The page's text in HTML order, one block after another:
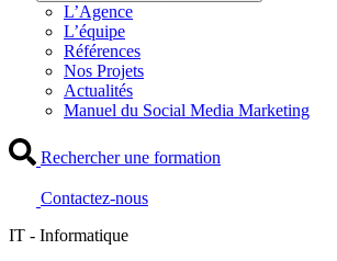
L’Agence
L’équipe
Références
Nos Projets
Actualités
Manuel du Social Media Marketing
Rechercher une formation
Contactez-nous
IT - Informatique